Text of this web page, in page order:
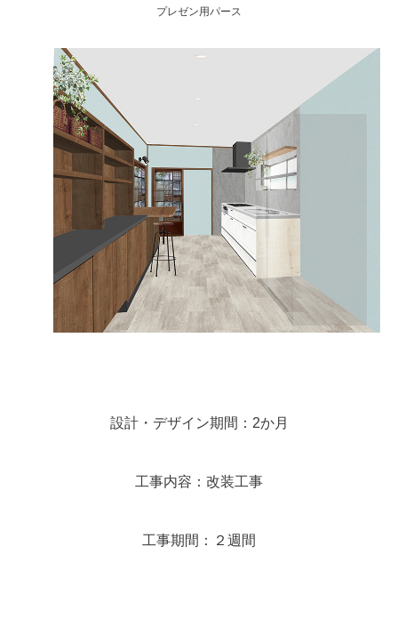
プレゼン用パース
設計・デザイン期間：2か月
工事内容：改装工事
工事期間：２週間